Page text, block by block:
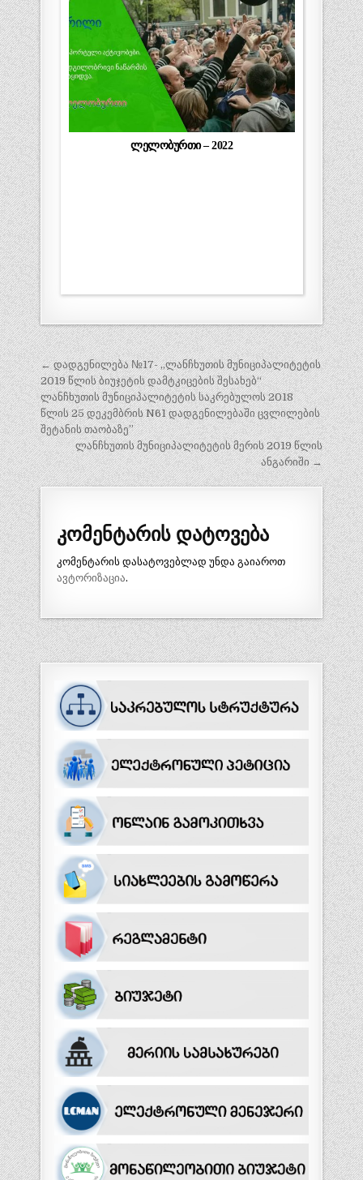
ლელობურთი – 2022
პოსტის
ნავიგაცია
← დადგენილება №17- „ლანჩხუთის მუნიციპალიტეტის
2019 წლის ბიუჯეტის დამტკიცების შესახებ“
ლანჩხუთის მუნიციპალიტეტის საკრებულოს 2018
წლის 25 დეკემბრის N61 დადგენილებაში ცვლილების
შეტანის თაობაზე”
ლანჩხუთის მუნიციპალიტეტის მერის 2019 წლის
ანგარიში →
კომენტარის დატოვება
კომენტარის დასატოვებლად უნდა გაიაროთ
ავტორიზაცია.